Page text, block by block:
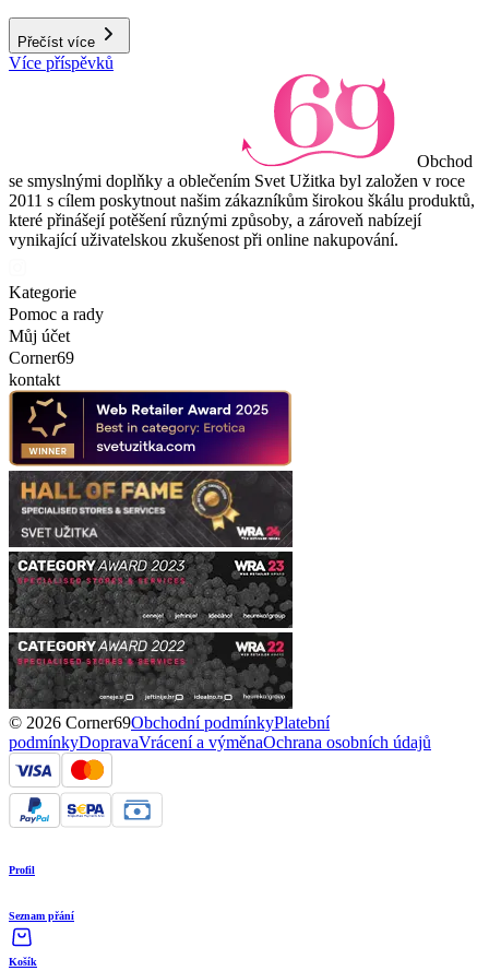
Přečíst více
Více příspěvků
Obchod
se smyslnými doplňky a oblečením Svet Užitka byl založen v roce
2011 s cílem poskytnout našim zákazníkům širokou škálu produktů,
které přinášejí potěšení různými způsoby, a zároveň nabízejí
vynikající uživatelskou zkušenost při online nakupování.
Kategorie
Pomoc a rady
Můj účet
Corner69
kontakt
© 2026 Corner69Obchodní podmínkyPlatební
podmínkyDopravaVrácení a výměnaOchrana osobních údajů
Profil
Seznam přání
Košík